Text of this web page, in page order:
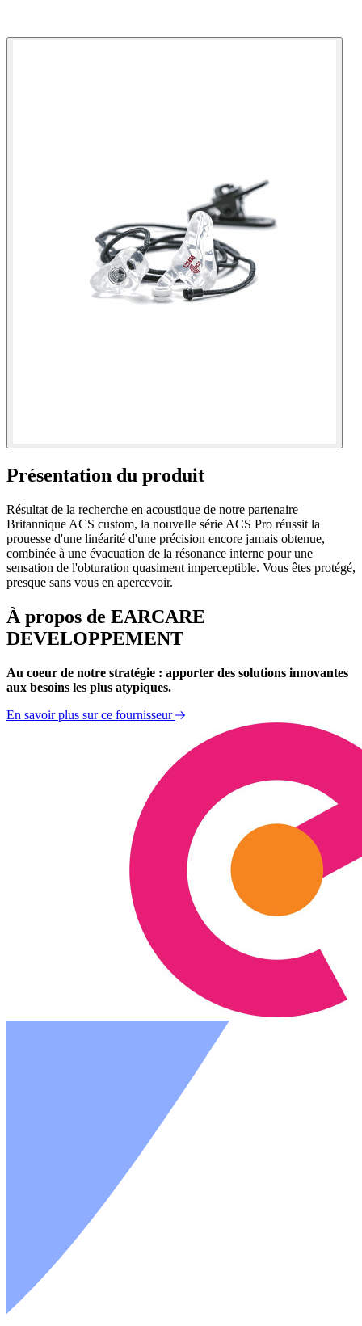
Présentation du produit
Résultat de la recherche en acoustique de notre partenaire
Britannique ACS custom, la nouvelle série ACS Pro réussit la
prouesse d'une linéarité d'une précision encore jamais obtenue,
combinée à une évacuation de la résonance interne pour une
sensation de l'obturation quasiment imperceptible. Vous êtes protégé,
presque sans vous en apercevoir.
À propos de EARCARE
DEVELOPPEMENT
Au coeur de notre stratégie : apporter des solutions innovantes
aux besoins les plus atypiques.
En savoir plus sur ce fournisseur